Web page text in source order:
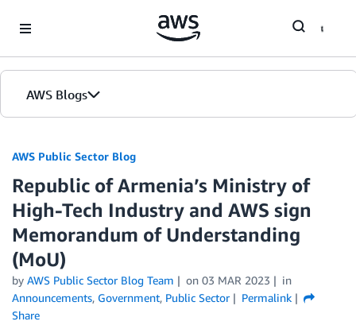
AWS Blogs
AWS Public Sector Blog
Republic of Armenia’s Ministry of
High-Tech Industry and AWS sign
Memorandum of Understanding
(MoU)
by AWS Public Sector Blog Team on 03 MAR 2023
in
Announcements, Government, Public Sector
Permalink
Share